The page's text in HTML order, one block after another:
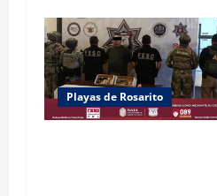
Playas de Rosarito